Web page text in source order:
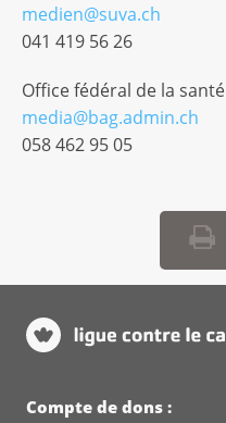
medien@suva.ch
041 419 56 26
Office fédéral de la
media@bag.admin.ch
058 462 95 05
Compte de dons :